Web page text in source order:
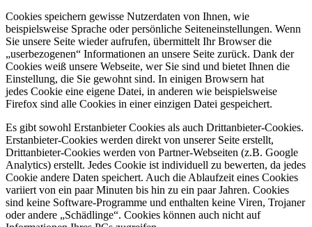
Cookies speichern gewisse Nutzerdaten von Ihnen, wie
beispielsweise Sprache oder persönliche Seiteneinstellungen. Wenn
Sie unsere Seite wieder aufrufen, übermittelt Ihr Browser die
„userbezogenen“ Informationen an unsere Seite zurück. Dank der
Cookies weiß unsere Webseite, wer Sie sind und bietet Ihnen die
Einstellung, die Sie gewohnt sind. In einigen Browsern hat
jedes Cookie eine eigene Datei, in anderen wie beispielsweise
Firefox sind alle Cookies in einer einzigen Datei gespeichert.
Es gibt sowohl Erstanbieter Cookies als auch Drittanbieter-Cookies.
Erstanbieter-Cookies werden direkt von unserer Seite erstellt,
Drittanbieter-Cookies werden von Partner-Webseiten (z.B. Google
Analytics) erstellt. Jedes Cookie ist individuell zu bewerten, da jedes
Cookie andere Daten speichert. Auch die Ablaufzeit eines Cookies
variiert von ein paar Minuten bis hin zu ein paar Jahren. Cookies
sind keine Software-Programme und enthalten keine Viren, Trojaner
oder andere „Schädlinge“. Cookies können auch nicht auf